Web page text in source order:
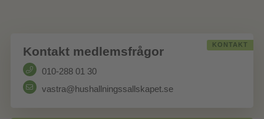
KONTAKT
Kontakt medlemsfrågor
010-288 01 30
vastra@hushallningssallskapet.se